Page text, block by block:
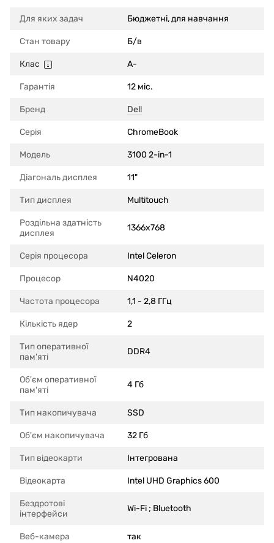
Для яких задач Бюджетні, для навчання
Стан товару Б/в
Клас A-
Гарантія 12 міс.
Бренд Dell
Серія ChromeBook
Модель 3100 2-in-1
Діагональ дисплея 11"
Тип дисплея Multitouch
Роздільна здатність
дисплея
1366x768
Серія процесора Intel Celeron
Процесор N4020
Частота процесора 1,1 - 2,8 ГГц
Кількість ядер 2
Тип оперативної
пам'яті
DDR4
Об'єм оперативної
пам'яті
4 Гб
Тип накопичувача SSD
Об'єм накопичувача 32 Гб
Тип відеокарти Інтегрована
Відеокарта Intel UHD Graphics 600
Бездротові
інтерфейси
Wi-Fi ; Bluetooth
Веб-камера так